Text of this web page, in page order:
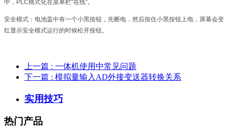
中，PLC格式化在菜单栏“在线”。
安全模式：电池盖中有一个小黑按钮，先断电，然后按住小黑按钮上电，屏幕会变
红显示安全模式运行的时候松开按钮。
上一篇 : 一体机使用中常见问题
下一篇 : 模拟量输入AD外接变送器转换关系
实用技巧
热门产品